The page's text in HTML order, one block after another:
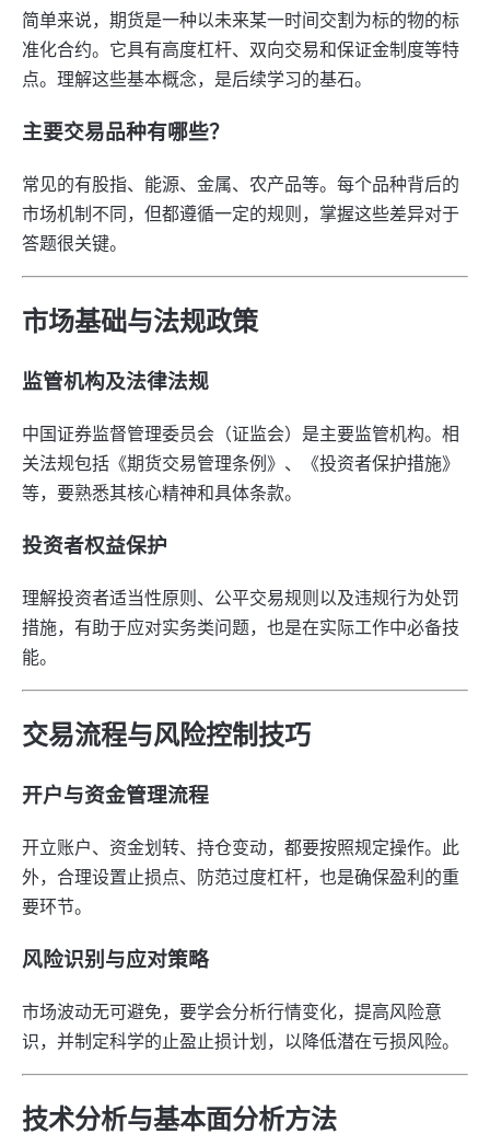
简单来说，期货是一种以未来某一时间交割为标的物的标
准化合约。它具有高度杠杆、双向交易和保证金制度等特
点。理解这些基本概念，是后续学习的基石。
主要交易品种有哪些？
常见的有股指、能源、金属、农产品等。每个品种背后的
市场机制不同，但都遵循一定的规则，掌握这些差异对于
答题很关键。
市场基础与法规政策
监管机构及法律法规
中国证券监督管理委员会（证监会）是主要监管机构。相
关法规包括《期货交易管理条例》、《投资者保护措施》
等，要熟悉其核心精神和具体条款。
投资者权益保护
理解投资者适当性原则、公平交易规则以及违规行为处罚
措施，有助于应对实务类问题，也是在实际工作中必备技
能。
交易流程与风险控制技巧
开户与资金管理流程
开立账户、资金划转、持仓变动，都要按照规定操作。此
外，合理设置止损点、防范过度杠杆，也是确保盈利的重
要环节。
风险识别与应对策略
市场波动无可避免，要学会分析行情变化，提高风险意
识，并制定科学的止盈止损计划，以降低潜在亏损风险。
技术分析与基本面分析方法